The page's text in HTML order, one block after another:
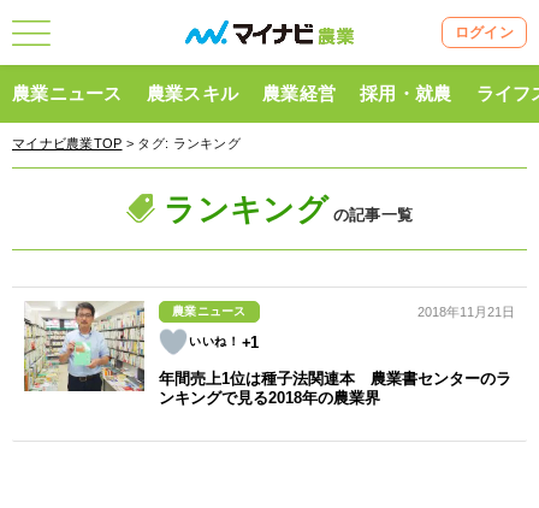
ログイン
農業ニュース 農業スキル 農業経営 採用・就農 ライフ
マイナビ農業TOP > タグ: ランキング
ランキング の記事一覧
農業ニュース
+1
2018年11月21日
年間売上1位は種子法関連本 農業書センターのラ
ンキングで見る2018年の農業界